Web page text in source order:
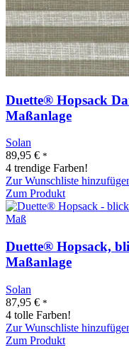
Duette® Hopsack
Maßanlage
Solan
89,95 € *
4 trendige Farben!
Zur Wunschliste
Zum Produkt
Duette® Hopsack,
Maßanlage
Solan
87,95 € *
4 tolle Farben!
Zur Wunschliste
Zum Produkt